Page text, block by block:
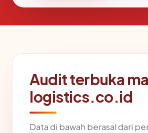
Audit terbuka
logistics.co.id
Data di bawah berasal dari